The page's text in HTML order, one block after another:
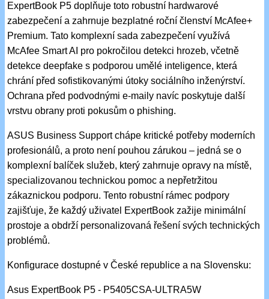
ExpertBook P5 doplňuje toto robustní hardwarové
zabezpečení a zahrnuje bezplatné roční členství McAfee+
Premium. Tato komplexní sada zabezpečení využívá
McAfee Smart AI pro pokročilou detekci hrozeb, včetně
detekce deepfake s podporou umělé inteligence, která
chrání před sofistikovanými útoky sociálního inženýrství.
Ochrana před podvodnými e-maily navíc poskytuje další
vrstvu obrany proti pokusům o phishing.
ASUS Business Support chápe kritické potřeby moderních
profesionálů, a proto není pouhou zárukou – jedná se o
komplexní balíček služeb, který zahrnuje opravy na místě,
specializovanou technickou pomoc a nepřetržitou
zákaznickou podporu. Tento robustní rámec podpory
zajišťuje, že každý uživatel ExpertBook zažije minimální
prostoje a obdrží personalizovaná řešení svých technických
problémů.
Konfigurace dostupné v České republice a na Slovensku:
Asus ExpertBook P5 - P5405CSA-ULTRA5W